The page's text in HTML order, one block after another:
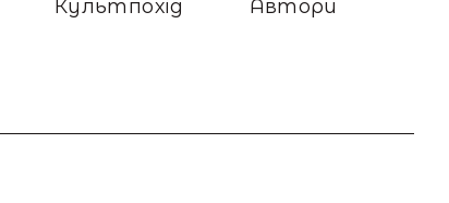
Культпохід Автори